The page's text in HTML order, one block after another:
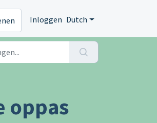
Inloggen Dutch
oppas